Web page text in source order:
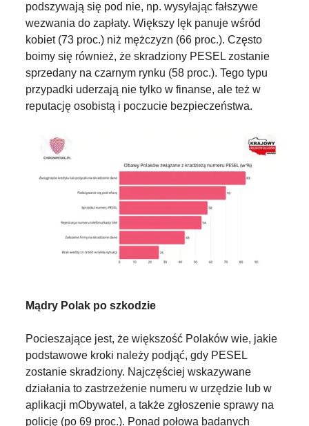
podszywają się pod nie, np. wysyłając fałszywe
wezwania do zapłaty. Większy lęk panuje wśród
kobiet (73 proc.) niż mężczyzn (66 proc.). Często
boimy się również, że skradziony PESEL zostanie
sprzedany na czarnym rynku (58 proc.). Tego typu
przypadki uderzają nie tylko w finanse, ale też w
reputację osobistą i poczucie bezpieczeństwa.
Mądry Polak po szkodzie
Pocieszające jest, że większość Polaków wie, jakie
podstawowe kroki należy podjąć, gdy PESEL
zostanie skradziony. Najczęściej wskazywane
działania to zastrzeżenie numeru w urzędzie lub w
aplikacji mObywatel, a także zgłoszenie sprawy na
policję (po 69 proc.). Ponad połowa badanych